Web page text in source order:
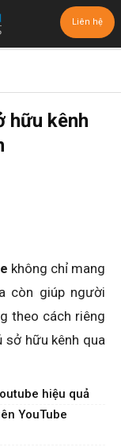
Liên hệ
hữu kênh
không chỉ mang
còn giúp người
theo cách riêng
sở hữu kênh qua
hiệu quả
YouTube